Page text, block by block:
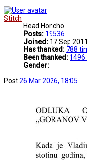
Stitch
Head Honcho
Posts: 19536
Joined: 17 Sep
Has thanked: 788
Been thanked: 1496
Gender:
Post26 Mar 2026, 18:05